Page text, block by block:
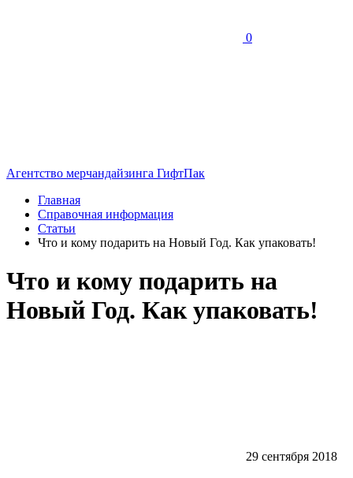
0
Агентство мерчандайзинга ГифтПак
Главная
Справочная информация
Статьи
Что и кому подарить на Новый Год. Как упаковать!
Что и кому подарить на
Новый Год. Как упаковать!
29 сентября 2018